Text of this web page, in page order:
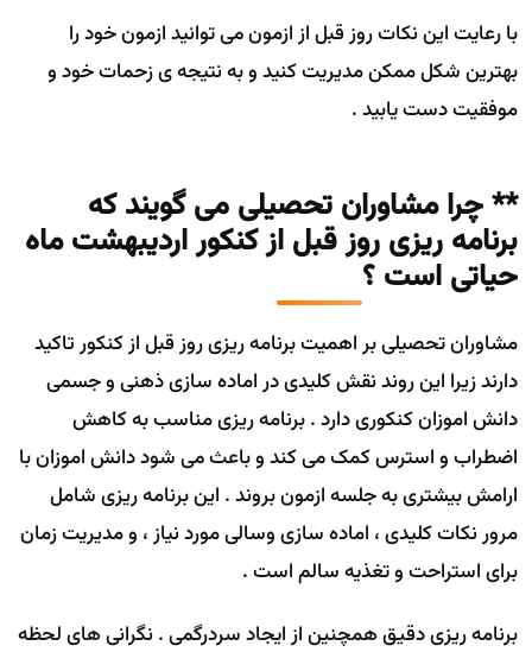
با رعایت این نکات روز قبل از ازمون می توانید ازمون خود را
بهترین شکل ممکن مدیریت کنید و به نتیجه ی زحمات خود و
موفقیت دست یابید .
** چرا مشاوران تحصیلی می گویند که
برنامه ریزی روز قبل از کنکور اردیبهشت ماه
حیاتی است ؟
مشاوران تحصیلی بر اهمیت برنامه ریزی روز قبل از کنکور تاکید
دارند زیرا این روند نقش کلیدی در اماده سازی ذهنی و جسمی
دانش اموزان کنکوری دارد . برنامه ریزی مناسب به کاهش
اضطراب و استرس کمک می کند و باعث می شود دانش اموزان با
ارامش بیشتری به جلسه ازمون بروند . این برنامه ریزی شامل
مرور نکات کلیدی ، اماده سازی وسالی مورد نیاز ، و مدیریت زمان
برای استراحت و تغذیه سالم است .
برنامه ریزی دقیق همچنین از ایجاد سردرگمی . نگرانی های لحظه